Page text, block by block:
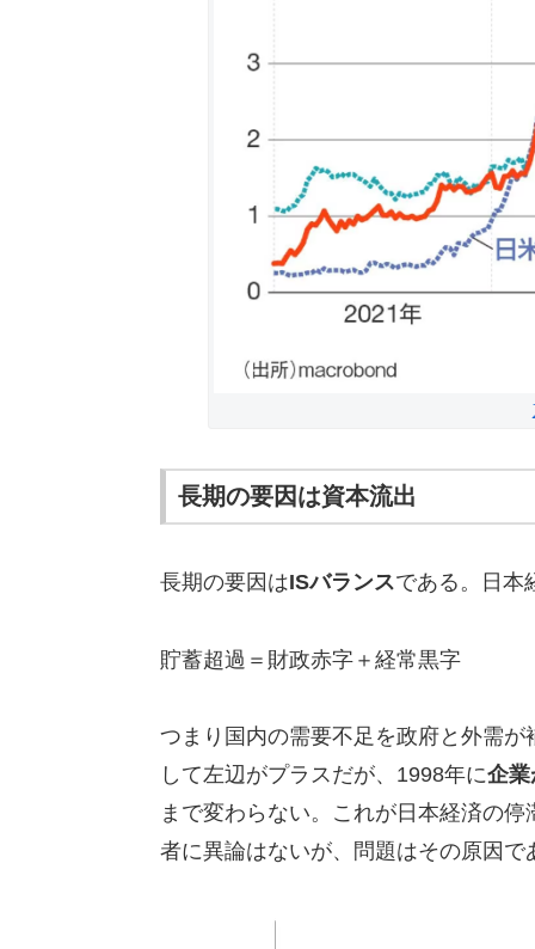
長期の要因は資本流出
長期の要因はISバランスである。日本
貯蓄超過＝財政赤字＋経常黒字
つまり国内の需要不足を政府と外需
して左辺がプラスだが、1998年に企業
まで変わらない。これが日本経済の
者に異論はないが、問題はその原因で